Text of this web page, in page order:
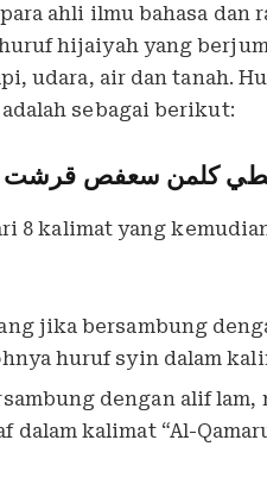
ahli ilmu bahasa dan
hijaiyah yang
udara, air dan tanah.
sebagai berikut:
حطي كلمن سعفص
8 kalimat yang
jika bersambung
huruf syin dalam
dengan alif lam,
dalam kalimat “Al-